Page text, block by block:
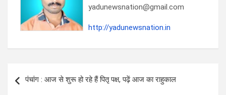
yadunewsnation@gmail.com
http://yadunewsnation.in
navigation
पंचांग : आज से शुरू हो रहे हैं पितृ पक्ष, पढ़ें आज का राहुकाल